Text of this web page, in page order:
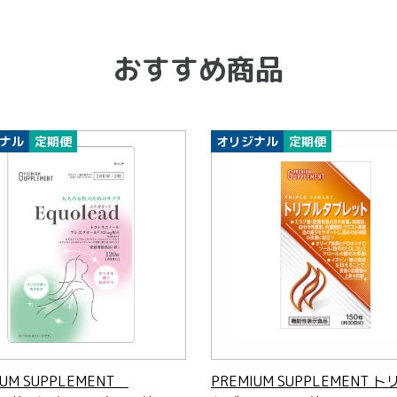
おすすめ商品
ル 定期便
SUPPLEMENT
オリジナル 定期便
PREMIUM SUPPLEMENT ト